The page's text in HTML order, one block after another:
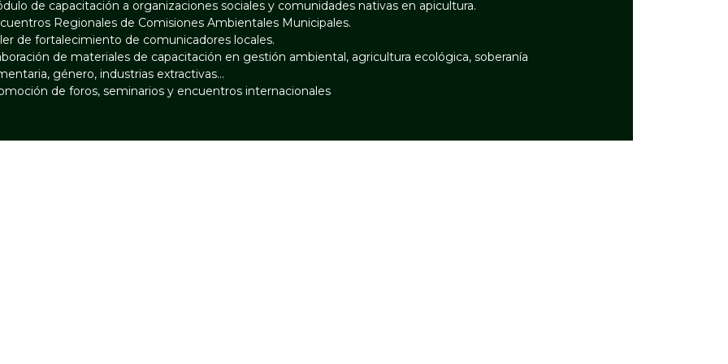
de capacitación a organizaciones sociales y comunidades nativas en apicultura.
Regionales de Comisiones Ambientales Municipales.
de fortalecimiento de comunicadores locales.
de materiales de capacitación en gestión ambiental, agricultura ecológica, soberanía
género, industrias extractivas…
de foros, seminarios y encuentros internacionales